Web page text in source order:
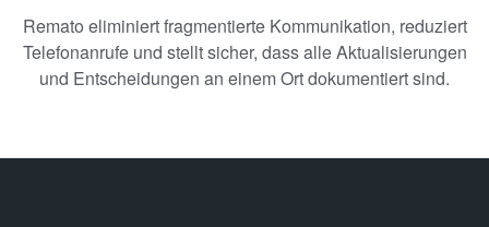
Remato eliminiert fragmentierte Kommunikation, reduziert
Telefonanrufe und stellt sicher, dass alle Aktualisierungen
und Entscheidungen an einem Ort dokumentiert sind.